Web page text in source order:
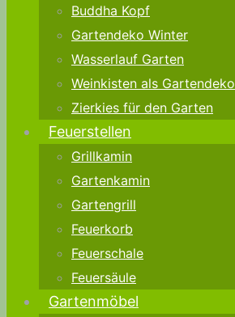
Buddha Kopf
Gartendeko Winter
Wasserlauf Garten
Weinkisten als Gartendeko
Zierkies für den Garten
Feuerstellen
Grillkamin
Gartenkamin
Gartengrill
Feuerkorb
Feuerschale
Feuersäule
Gartenmöbel